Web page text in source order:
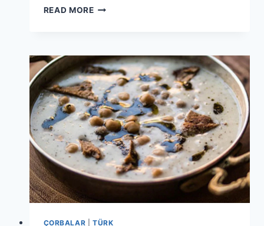
READ MOREYOSUNLU
ASYA
ESINTISI
ÇORBALAR |TÜRK